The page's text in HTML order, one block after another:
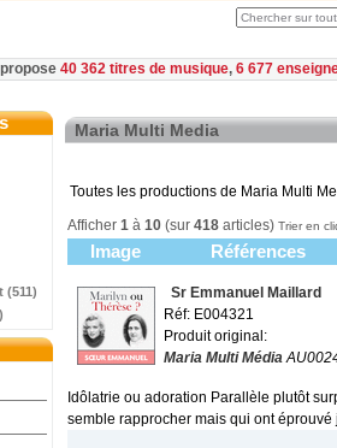
40 362 titres de musique, 6 677
(511)
Maria Multi Media
Toutes les productions de Maria Multi
Afficher 1 à 10 (sur 418 articles) Trier en
Image Références
Sr Emmanuel Maillard
Réf: E004321
Produit original:
Maria Multi Média
Idôlatrie ou adoration Parallèle plutôt
semble rapprocher mais qui ont éprouvé